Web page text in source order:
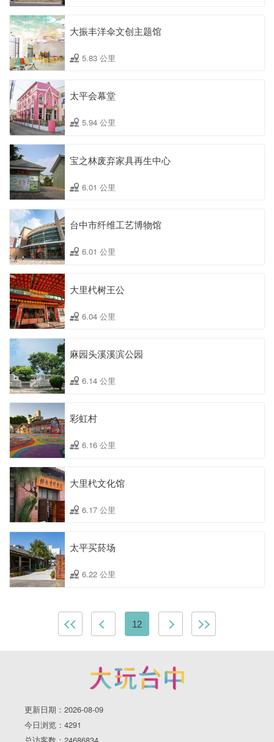
大振丰洋伞文创主题馆
5.83 公里
太平会幕堂
5.94 公里
宝之林废弃家具再生中心
6.01 公里
台中市纤维工艺博物馆
6.01 公里
大里杙树王公
6.04 公里
麻园头溪溪滨公园
6.14 公里
彩虹村
6.16 公里
大里杙文化馆
6.17 公里
太平买菸场
6.22 公里
12
更新日期：2026-08-09
今日浏览：4291